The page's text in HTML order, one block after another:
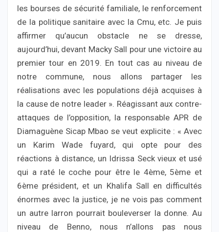
les bourses de sécurité familiale, le renforcement
de la politique sanitaire avec la Cmu, etc. Je puis
affirmer qu’aucun obstacle ne se dresse,
aujourd’hui, devant Macky Sall pour une victoire au
premier tour en 2019. En tout cas au niveau de
notre commune, nous allons partager les
réalisations avec les populations déjà acquises à
la cause de notre leader ». Réagissant aux contre-
attaques de l’opposition, la responsable APR de
Diamaguène Sicap Mbao se veut explicite : « Avec
un Karim Wade fuyard, qui opte pour des
réactions à distance, un Idrissa Seck vieux et usé
qui a raté le coche pour être le 4ème, 5ème et
6ème président, et un Khalifa Sall en difficultés
énormes avec la justice, je ne vois pas comment
un autre larron pourrait bouleverser la donne. Au
niveau de Benno, nous n’allons pas nous